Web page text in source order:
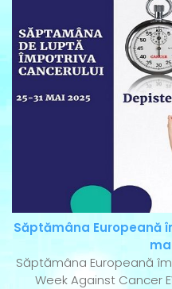
Săptămâna Europeană
Săptămâna Europeană
Week Against Cancer